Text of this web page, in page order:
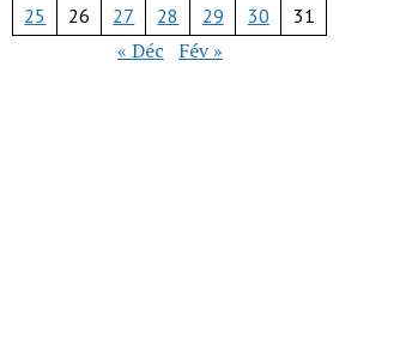
25
26 27 28 29 30 31
« Déc Fév »